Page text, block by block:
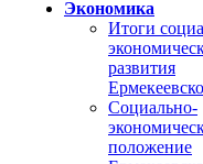
Экономика
Итоги
развития
Социально-
положение